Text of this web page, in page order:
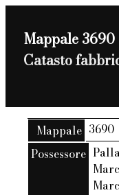
Mappale
Catasto
Mappale 3690
Possessore